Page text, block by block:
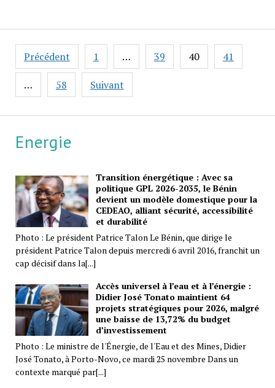
Energie
Transition énergétique : Avec sa
politique GPL 2026-2035, le Bénin
devient un modèle domestique pour la
CEDEAO, alliant sécurité, accessibilité
et durabilité
Photo : Le président Patrice Talon Le Bénin, que dirige le
président Patrice Talon depuis mercredi 6 avril 2016, franchit un
cap décisif dans la[...]
Accès universel à l’eau et à l’énergie :
Didier José Tonato maintient 64
projets stratégiques pour 2026, malgré
une baisse de 13,72% du budget
d’investissement
Photo : Le ministre de l'Énergie, de l'Eau et des Mines, Didier
José Tonato, à Porto-Novo, ce mardi 25 novembre Dans un
contexte marqué par[...]
Pagination
des
publications
Précédent 1 … 39 40 41
… 58 Suivant